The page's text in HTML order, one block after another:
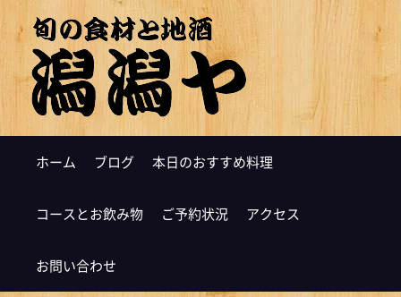
ホーム ブログ 本日のおすすめ料理
コースとお飲み物 ご予約状況 アクセス
お問い合わせ